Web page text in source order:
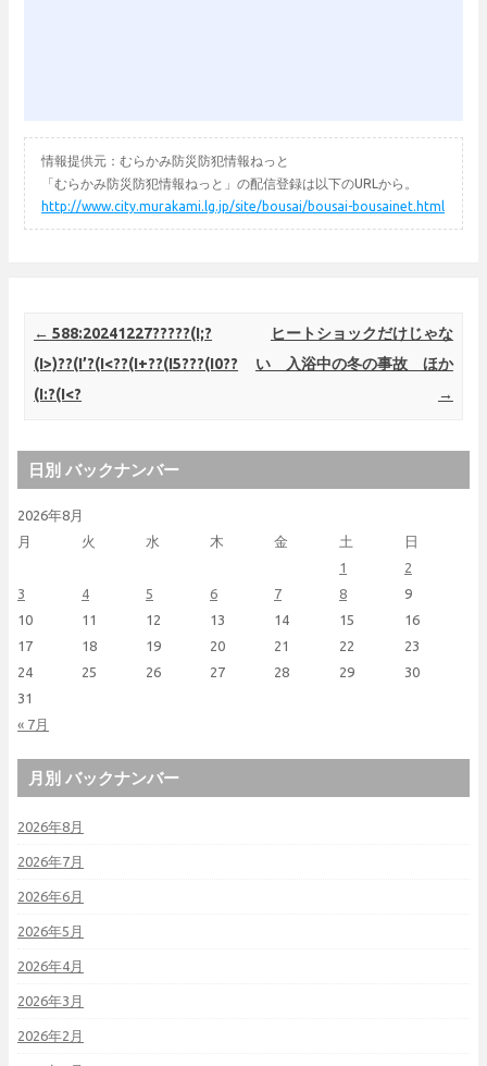
情報提供元：むらかみ防災防犯情報ねっと
「むらかみ防災防犯情報ねっと」の配信登録は以下のURLから。
http://www.city.murakami.lg.jp/site/bousai/bousai-bousainet.html
Post navigation
← 588:20241227?????(I;?
(I>)??(I’?(I<??(I+??(I5???(I0??
(I:?(I<?
ヒートショックだけじゃな
い 入浴中の冬の事故 ほか
→
日別 バックナンバー
2026年8月
月
火 水 木 金 土 日
« 7月
1
2
3
4 5 6 7 8
9
10
11 12 13 14 15
16
17
18 19 20 21 22
23
24
25 26 27 28 29
30
31
月別 バックナンバー
2026年8月
2026年7月
2026年6月
2026年5月
2026年4月
2026年3月
2026年2月